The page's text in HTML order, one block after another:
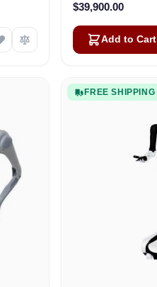
$39,900.00
Add to Cart
FREE SHIPPING